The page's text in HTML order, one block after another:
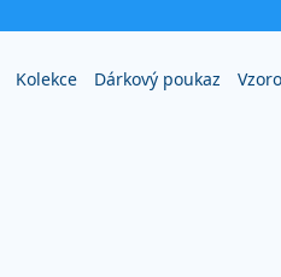
Kolekce Dárkový poukaz